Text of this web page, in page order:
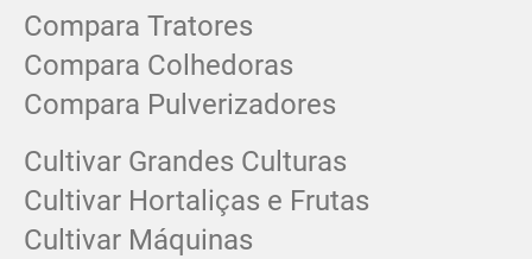
Compara Tratores
Compara Colhedoras
Compara Pulverizadores
Cultivar Grandes Culturas
Cultivar Hortaliças e Frutas
Cultivar Máquinas